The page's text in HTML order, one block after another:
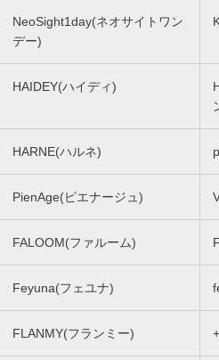
NeoSight1day(ネオサイトワン
デー)
HAIDEY(ハイディ)
HARNE(ハルネ)
PienAge(ピエナージュ)
FALOOM(ファルーム)
Feyuna(フェユナ)
FLANMY(フランミー)